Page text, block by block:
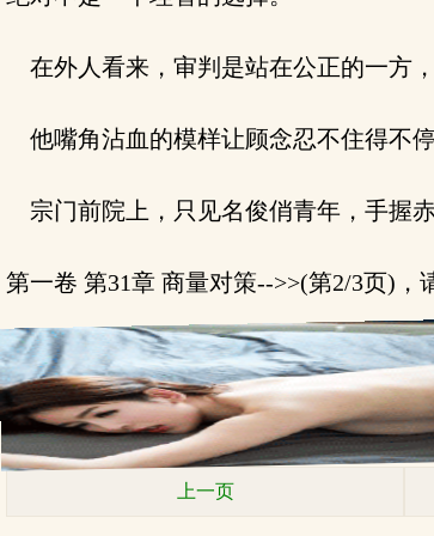
在外人看来，审判是站在公正的一方
他嘴角沾血的模样让顾念忍不住得不
宗门前院上，只见名俊俏青年，手握
第一卷 第31章 商量对策-->>(第2/3页)，
上一页